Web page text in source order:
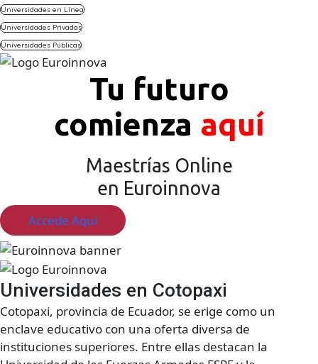
Universidades en Línea
Universidades Privadas
Universidades Públicas
Tu futuro
comienza aquí
Maestrías Online
en Euroinnova
Accede Aquí
Universidades en Cotopaxi
Cotopaxi, provincia de Ecuador, se erige como un
enclave educativo con una oferta diversa de
instituciones superiores. Entre ellas destacan la